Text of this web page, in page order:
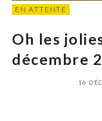
EN ATTENTE
Oh les
décembre
16